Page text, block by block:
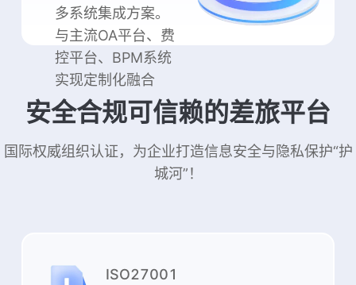
多系统集成方案。
与主流OA平台、费
控平台、BPM系统
实现定制化融合
安全合规可信赖的差旅平台
国际权威组织认证，为企业打造信息安全与隐私保护“护
城河”！
ISO27001